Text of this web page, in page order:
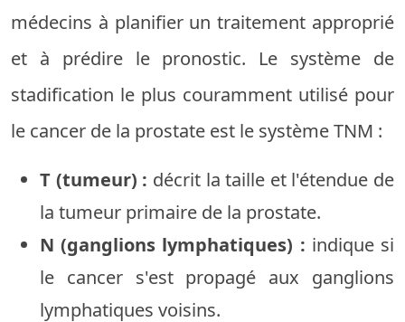
médecins à planifier un traitement approprié
et à prédire le pronostic. Le système de
stadification le plus couramment utilisé pour
le cancer de la prostate est le système TNM :
T (tumeur) : décrit la taille et l'étendue de
la tumeur primaire de la prostate.
N (ganglions lymphatiques) : indique si
le cancer s'est propagé aux ganglions
lymphatiques voisins.